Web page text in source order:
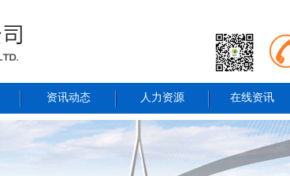
资讯动态 人力资源 在线资讯